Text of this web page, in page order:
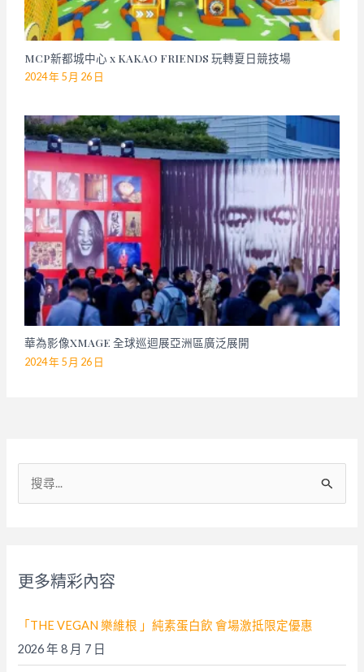
MCP新都城中心 x KAKAO FRIENDS 玩轉夏日競技場
2024 年 5 月 26 日
華為影像XMAGE 全球巡迴展亞洲區廣泛展開
2024 年 5 月 26 日
:
更多精彩內容
「THE VEGAN 樂維根 」純素蛋白飲 會場激抵限定優惠
2026 年 8 月 7 日